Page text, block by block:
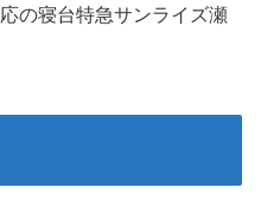
の寝台特急サンライズ瀬